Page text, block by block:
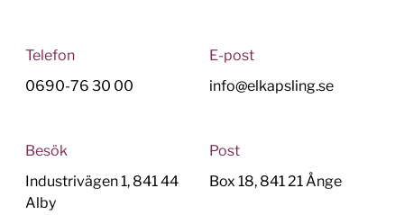
Telefon
0690-76 30 00
E-post
info@elkapsling.se
Besök
Industrivägen 1, 841 44
Alby
Post
Box 18, 841 21 Ånge